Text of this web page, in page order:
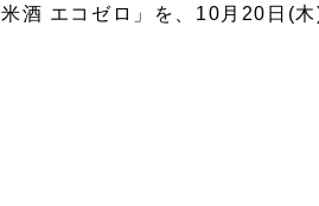
米酒 エコゼロ」を、10月20日(木